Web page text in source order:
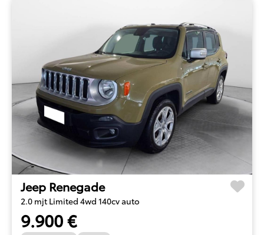
Jeep Renegade
2.0 mjt Limited 4wd 140cv auto
9.900 €